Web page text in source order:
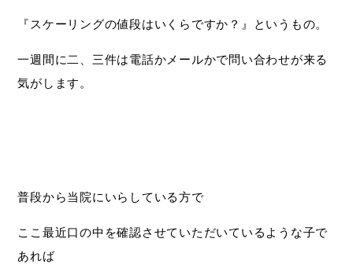
『スケーリングの値段はいくらですか？』というもの。
一週間に二、三件は電話かメールかで問い合わせが来る
気がします。
普段から当院にいらしている方で
ここ最近口の中を確認させていただいているような子で
あれば